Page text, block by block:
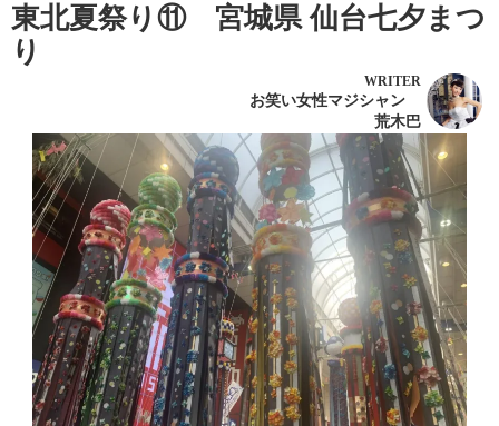
東北夏祭り⑪ 宮城県 仙台七夕まつ
り
WRITER
お笑い女性マジシャン
荒木巴